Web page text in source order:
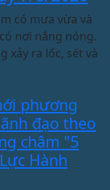
có mưa vừa và
nơi nắng nóng.
xảy ra lốc, sét và
phương
đạo theo
châm "5
Hành